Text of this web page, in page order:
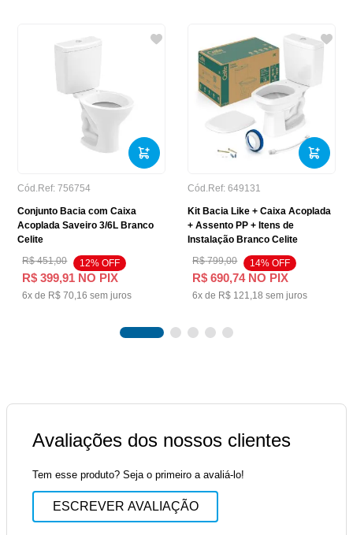
Cód.Ref: 756754
Conjunto Bacia com Caixa
Acoplada Saveiro 3/6L Branco
Celite
R$ 451,00 12% OFF
R$ 399,91 NO PIX
6x de R$ 70,16 sem juros
Cód.Ref: 649131
Kit Bacia Like + Caixa Acoplada
+ Assento PP + Itens de
Instalação Branco Celite
R$ 799,00 14% OFF
R$ 690,74NO PIX
6x de R$ 121,18 sem juros
Avaliações dos nossos clientes
Tem esse produto? Seja o primeiro a avaliá-lo!
ESCREVER AVALIAÇÃO